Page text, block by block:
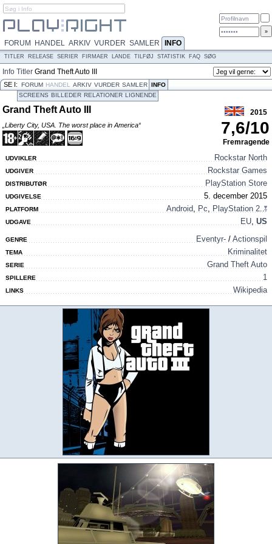
FORUM HANDEL ARKIV VURDER SAMLER INFO
TITLER RELEASE SERIER FIRMAER LANDE TILFØJ STATISTIK FAQ SØG
Info Titler Grand Theft Auto III
SE I: FORUM HANDEL ARKIV VURDER SAMLER INFO
SCREENS BILLEDER RELATIONER LIGNENDE
Grand Theft Auto III 2015
„Liberty City, USA. The worst place in America“ 7,6/10
Fremragende
UDVIKLER Rockstar North
UDGIVER Rockstar Games
DISTRIBUTØR PlayStation Store
UDGIVELSE 5. december 2015
PLATFORM Android, Pc, PlayStation 2...
UDGAVE EU, US
GENRE Eventyr- / Actionspil
TEMA Kriminalitet
SERIE Grand Theft Auto
SPILLERE 1
LINKS Wikipedia